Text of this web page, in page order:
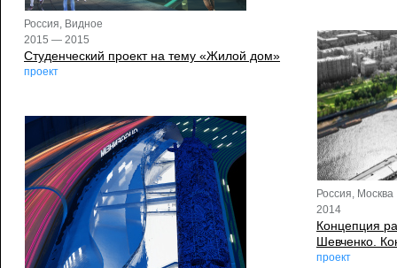
Россия, Видное
2015 — 2015
Студенческий проект на тему «Жилой дом»
проект
Россия, Москва
2014
Концепция
Шевченко.
проект